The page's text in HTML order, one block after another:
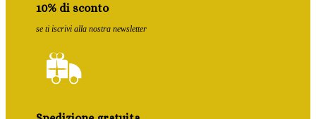
10% di sconto
se ti iscrivi alla nostra newsletter